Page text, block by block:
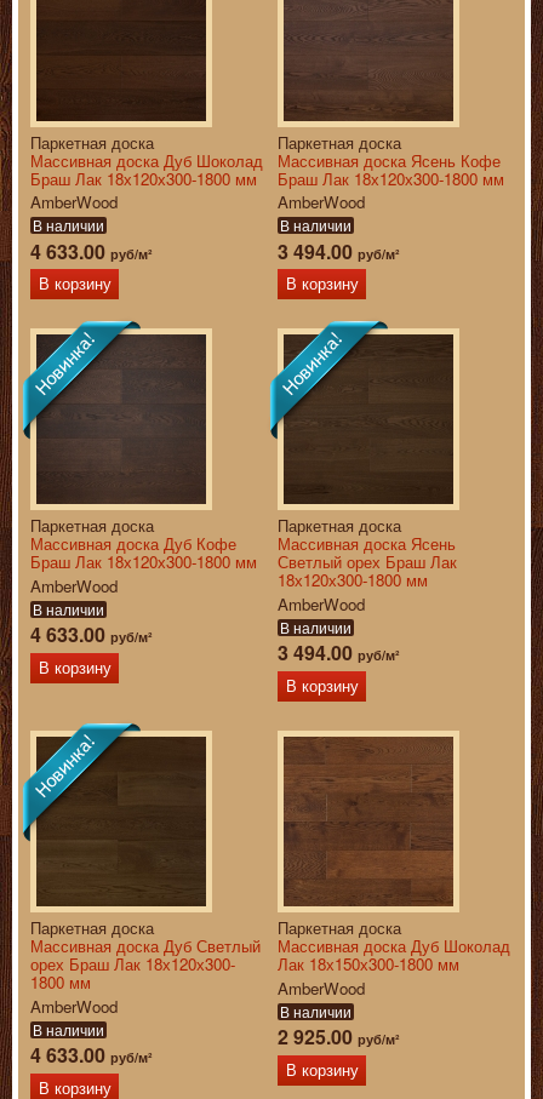
Паркетная доска
Массивная доска Дуб Шоколад
Браш Лак 18х120х300-1800 мм
AmberWood
В наличии
4 633.00 руб/м²
В корзину
Паркетная доска
Массивная доска Ясень Кофе
Браш Лак 18х120х300-1800 мм
AmberWood
В наличии
3 494.00 руб/м²
В корзину
Паркетная доска
Массивная доска Дуб Кофе
Браш Лак 18х120х300-1800 мм
AmberWood
В наличии
4 633.00 руб/м²
В корзину
Паркетная доска
Массивная доска Ясень
Светлый орех Браш Лак
18х120х300-1800 мм
AmberWood
В наличии
3 494.00 руб/м²
В корзину
Паркетная доска
Массивная доска Дуб Светлый
орех Браш Лак 18х120х300-
1800 мм
AmberWood
В наличии
4 633.00 руб/м²
В корзину
Паркетная доска
Массивная доска Дуб Шоколад
Лак 18х150х300-1800 мм
AmberWood
В наличии
2 925.00 руб/м²
В корзину